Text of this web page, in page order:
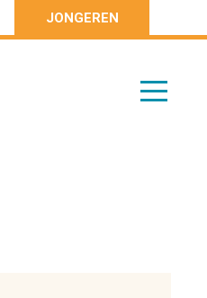
JONGEREN